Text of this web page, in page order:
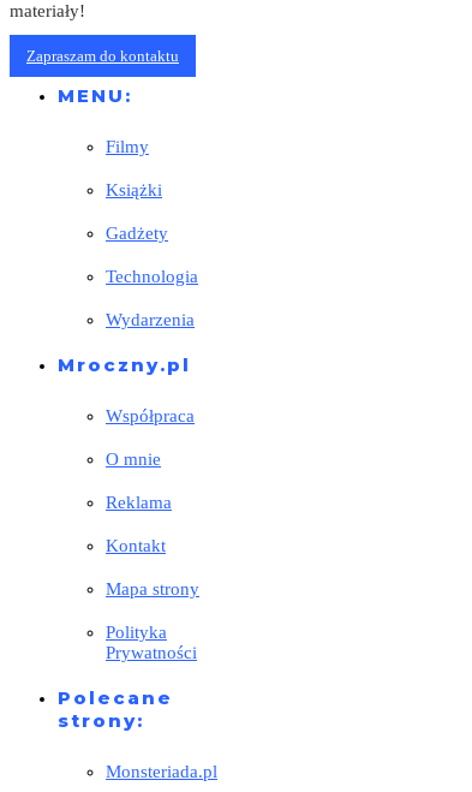
materiały!
Zapraszam do kontaktu
MENU:
Filmy
Książki
Gadżety
Technologia
Wydarzenia
Mroczny.pl
Współpraca
O mnie
Reklama
Kontakt
Mapa strony
Polityka
Prywatności
Polecane
strony:
Monsteriada.pl